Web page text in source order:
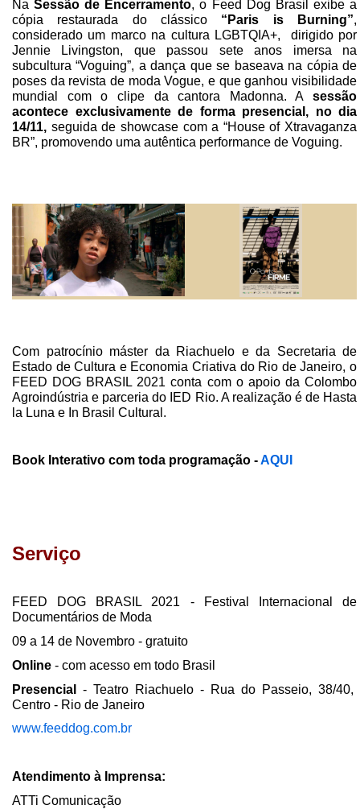
NaSessão de Encerramento, o Feed Dog Brasil exibe a
cópia restaurada do clássico “Paris is Burning”,
considerado um marco na cultura LGBTQIA+, dirigido por
Jennie Livingston, que passou sete anos imersa na
subcultura “Voguing”, a dança que se baseava na cópia de
poses da revista de moda Vogue, e que ganhou visibilidade
mundial com o clipe da cantora Madonna. A sessão
acontece exclusivamente de forma presencial, no dia
14/11, seguida de showcase com a “House of Xtravaganza
BR”, promovendo uma autêntica performance de Voguing.
Com patrocínio máster da Riachuelo e da Secretaria de
Estado de Cultura e Economia Criativa do Rio de Janeiro, o
FEED DOG BRASIL 2021 conta com o apoio da Colombo
Agroindústria e parceria do IED Rio. A realização é de Hasta
la Luna e In Brasil Cultural.
Book Interativo com toda programação -AQUI
Serviço
FEED DOG BRASIL 2021 - Festival Internacional de
Documentários de Moda
09 a 14 de Novembro - gratuito
Online - com acesso em todo Brasil
Presencial - Teatro Riachuelo - Rua do Passeio, 38/40,
Centro - Rio de Janeiro
www.feeddog.com.br
Atendimento à Imprensa:
ATTi Comunicação